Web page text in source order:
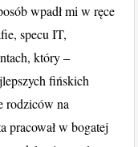
wpadł mi w ręce
specu IT,
który –
fińskich
rodziców na
pracował w bogatej